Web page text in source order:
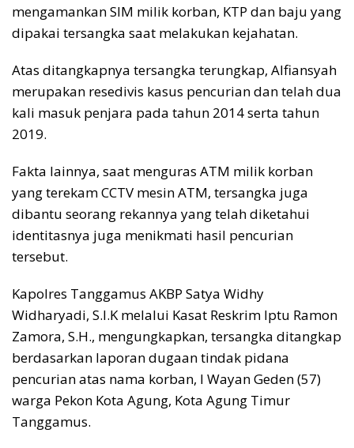
mengamankan SIM milik korban, KTP dan baju yang
dipakai tersangka saat melakukan kejahatan.
Atas ditangkapnya tersangka terungkap, Alfiansyah
merupakan resedivis kasus pencurian dan telah dua
kali masuk penjara pada tahun 2014 serta tahun
2019.
Fakta lainnya, saat menguras ATM milik korban
yang terekam CCTV mesin ATM, tersangka juga
dibantu seorang rekannya yang telah diketahui
identitasnya juga menikmati hasil pencurian
tersebut.
Kapolres Tanggamus AKBP Satya Widhy
Widharyadi, S.I.K melalui Kasat Reskrim Iptu Ramon
Zamora, S.H., mengungkapkan, tersangka ditangkap
berdasarkan laporan dugaan tindak pidana
pencurian atas nama korban, I Wayan Geden (57)
warga Pekon Kota Agung, Kota Agung Timur
Tanggamus.